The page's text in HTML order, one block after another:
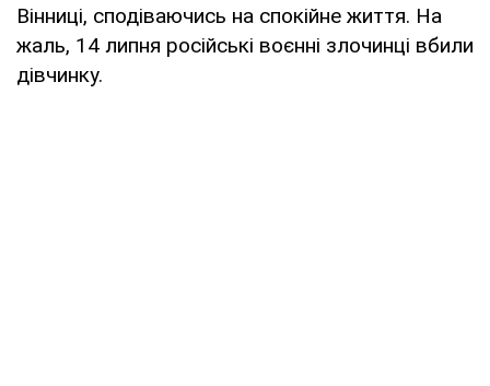
Вінниці, сподіваючись на спокійне життя. На
жаль, 14 липня російські воєнні злочинці вбили
дівчинку.